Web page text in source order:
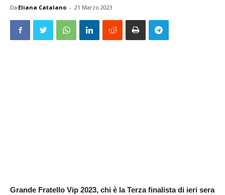
Da Eliana Catalano - 21 Marzo 2023
Grande Fratello Vip 2023, chi è la Terza finalista di ieri sera